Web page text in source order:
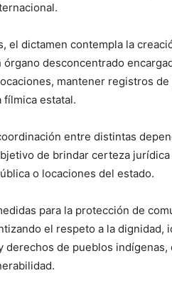
el dictamen contempla la
órgano desconcentrado
mantener registros
estatal.
entre distintas
de brindar certeza
o locaciones del estado.
para la protección de
el respeto a la dignidad,
de pueblos indígenas,